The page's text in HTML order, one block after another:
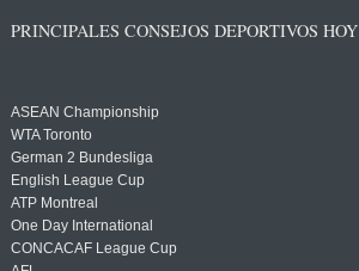
PRINCIPALES CONSEJOS DEPORTIVOS HOY
ASEAN Championship
WTA Toronto
German 2 Bundesliga
English League Cup
ATP Montreal
One Day International
CONCACAF League Cup